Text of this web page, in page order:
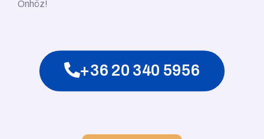
Önhöz!
+36 20 340 5956